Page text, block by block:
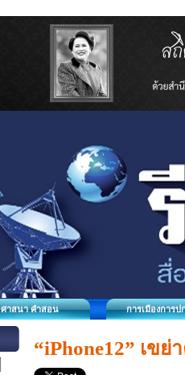
ศาสนา คำสอน การเมืองการป
“iPhone12” เข